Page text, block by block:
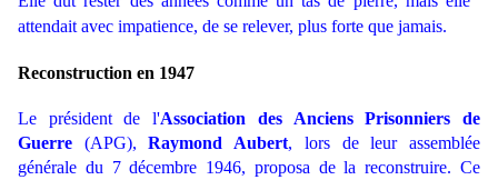
attendait avec impatience, de se relever, plus forte que jamais.
Reconstruction en 1947
Le président de l'Association des Anciens Prisonniers
de
Guerre (APG),Raymond Aubert, lors de leur assemblée
générale du 7 décembre 1946, proposa de la reconstruire. Ce